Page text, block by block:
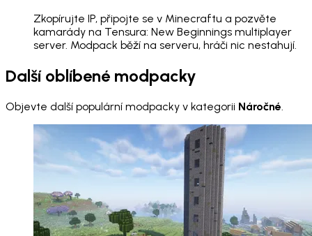
Zkopírujte IP, připojte se v Minecraftu a pozvěte
kamarády na Tensura: New Beginnings multiplayer
server. Modpack běží na serveru, hráči nic nestahují.
Další oblíbené modpacky
Objevte další populární modpacky v kategorii Náročné.